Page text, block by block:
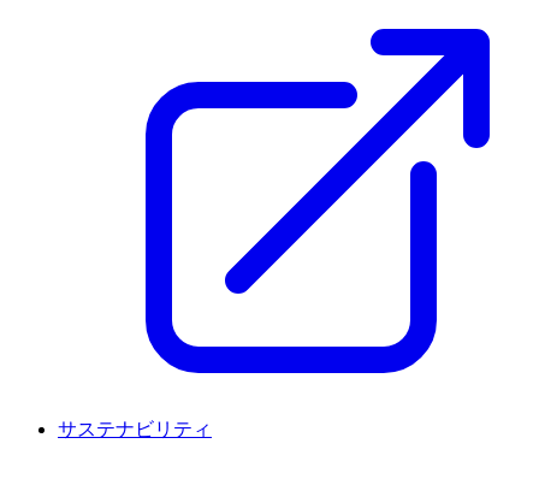
サステナビリティ